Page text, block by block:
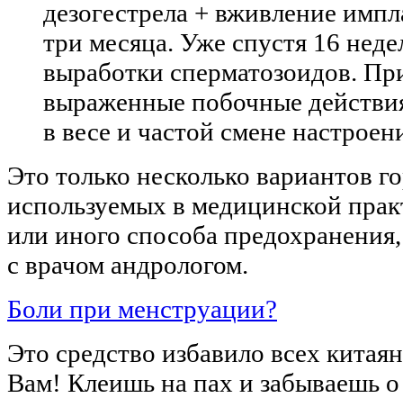
дезогестрела + вживление
три месяца. Уже спустя 16
выработки сперматозоидов.
выраженные побочные
в весе и частой смене
Это только несколько вариантов
используемых в медицинской
или иного способа
с врачом андрологом.
Боли при менструации?
Это средство избавило всех
Вам! Клеишь на пах и забываешь